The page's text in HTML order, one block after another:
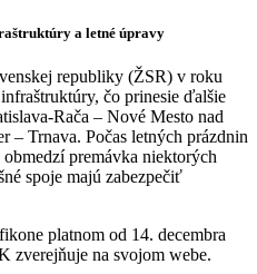
a letné úpravy
republiky (ŽSR) v roku
čo prinesie ďalšie
Rača – Nové Mesto nad
– Trnava. Počas letných prázdnin
premávka niektorých
spoje majú zabezpečiť
platnom od 14. decembra
zverejňuje na svojom webe.